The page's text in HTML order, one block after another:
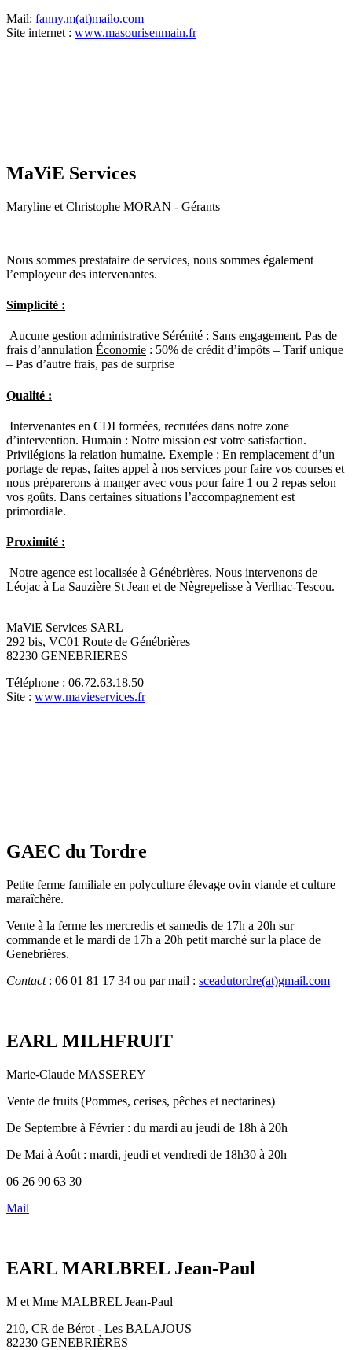
Mail: fanny.m(at)mailo.com
Site internet : www.masourisenmain.fr
MaViE Services
Maryline et Christophe MORAN - Gérants
Nous sommes prestataire de services, nous sommes également
l’employeur des intervenantes.
Simplicité :
Aucune gestion administrative Sérénité : Sans engagement. Pas de
frais d’annulation Économie : 50% de crédit d’impôts – Tarif unique
– Pas d’autre frais, pas de surprise
Qualité :
Intervenantes en CDI formées, recrutées dans notre zone
d’intervention. Humain : Notre mission est votre satisfaction.
Privilégions la relation humaine. Exemple : En remplacement d’un
portage de repas, faites appel à nos services pour faire vos courses et
nous préparerons à manger avec vous pour faire 1 ou 2 repas selon
vos goûts. Dans certaines situations l’accompagnement est
primordiale.
Proximité :
Notre agence est localisée à Génébrières. Nous intervenons de
Léojac à La Sauzière St Jean et de Nègrepelisse à Verlhac-Tescou.
MaViE Services SARL
292 bis, VC01 Route de Génébrières
82230 GENEBRIERES
Téléphone : 06.72.63.18.50
Site : www.mavieservices.fr
GAEC du Tordre
Petite ferme familiale en polyculture élevage ovin viande et culture
maraîchère.
Vente à la ferme les mercredis et samedis de 17h a 20h sur
commande et le mardi de 17h a 20h petit marché sur la place de
Genebrières.
Contact: 06 01 81 17 34 ou par mail : sceadutordre(at)gmail.com
EARL MILHFRUIT
Marie-Claude MASSEREY
Vente de fruits (Pommes, cerises, pêches et nectarines)
De Septembre à Février : du mardi au jeudi de 18h à 20h
De Mai à Août : mardi, jeudi et vendredi de 18h30 à 20h
06 26 90 63 30
Mail
EARL MARLBREL Jean-Paul
M et Mme MALBREL Jean-Paul
210, CR de Bérot - Les BALAJOUS
82230 GENEBRIÈRES